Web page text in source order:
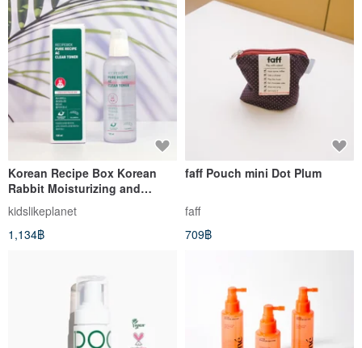
Korean Recipe Box Korean
Rabbit Moisturizing and
Soothing Essence
kidslikeplanet
1,134฿
faff Pouch mini Dot Plum
faff
709฿